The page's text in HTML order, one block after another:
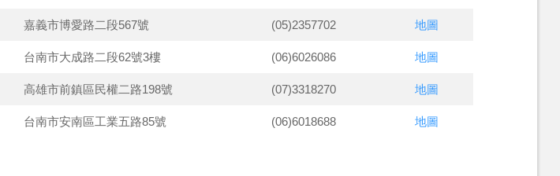
嘉義市博愛路二段567號 (05)2357702 地圖
台南市大成路二段62號3樓 (06)6026086 地圖
高雄市前鎮區民權二路198號 (07)3318270 地圖
台南市安南區工業五路85號 (06)6018688 地圖